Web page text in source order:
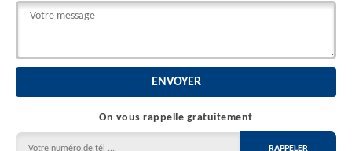
On vous rappelle gratuitement